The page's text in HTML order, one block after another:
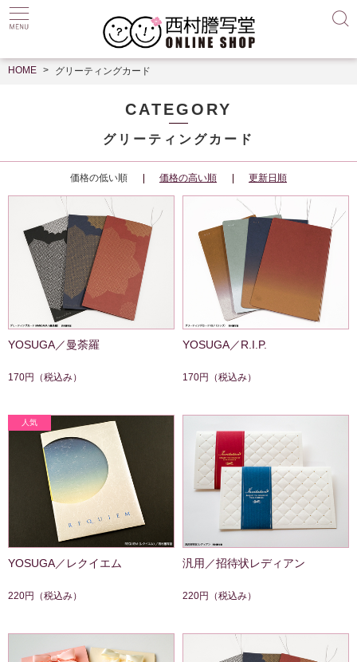
HOME グリーティングカード
CATEGORY
グリーティングカード
価格の低い順 価格の高い順 更新日順
YOSUGA／曼荼羅
170円 （税込み）
YOSUGA／R.I.P.
170円 （税込み）
YOSUGA／レクイエム
220円 （税込み）
汎用／招待状レディアン
220円 （税込み）